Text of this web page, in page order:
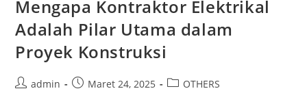
Mengapa Kontraktor Elektrikal
Adalah Pilar Utama dalam
Proyek Konstruksi
admin Maret 24, 2025 OTHERS